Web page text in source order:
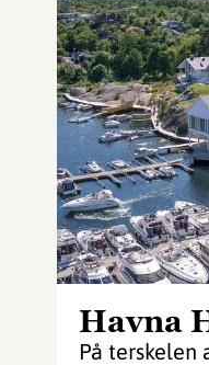
Havna
På terskelen